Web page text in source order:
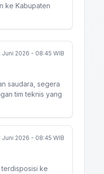
ke Kabupaten
Juni 2026 - 08:45 WIB
saudara, segera
tim teknis yang
Juni 2026 - 08:45 WIB
ke